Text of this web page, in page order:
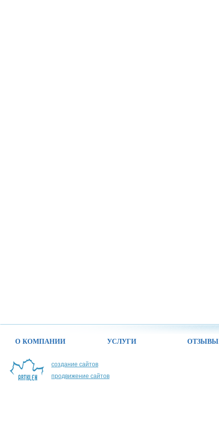
О КОМПАНИИ УСЛУГИ ОТЗЫВЫ
создание сайтов
продвижение сайтов